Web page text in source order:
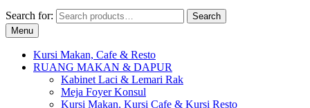
Search for:
Search
Menu
Kursi Makan, Cafe & Resto
RUANG MAKAN & DAPUR
Kabinet Laci & Lemari Rak
Meja Foyer Konsul
Kursi Makan, Kursi Cafe & Kursi Resto